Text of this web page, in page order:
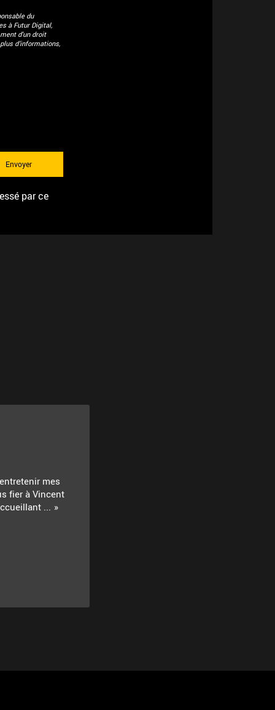
du
à Futur Digital,
d'un droit
d’informations,
par ce
mes
fier à Vincent
...